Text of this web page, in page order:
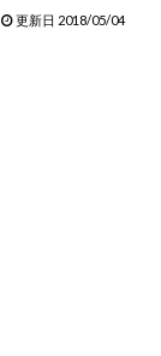
更新日 2018/05/04